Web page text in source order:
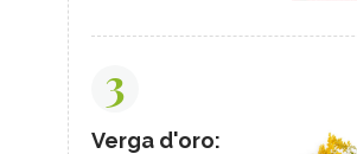
3
Verga d'oro: